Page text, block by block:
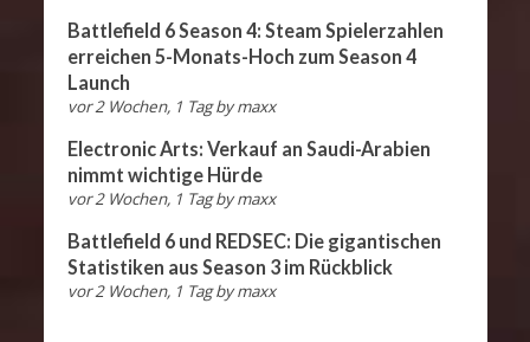
Battlefield 6 Season 4: Steam Spielerzahlen
erreichen 5-Monats-Hoch zum Season 4
Launch
vor 2 Wochen, 1 Tag bymaxx
Electronic Arts: Verkauf an Saudi-Arabien
nimmt wichtige Hürde
vor 2 Wochen, 1 Tag bymaxx
Battlefield 6 und REDSEC: Die gigantischen
Statistiken aus Season 3 im Rückblick
vor 2 Wochen, 1 Tag bymaxx